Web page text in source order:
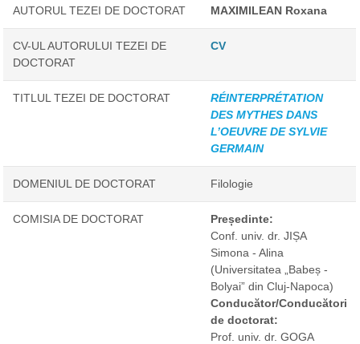
AUTORUL TEZEI DE DOCTORAT MAXIMILEAN Roxana
CV-UL AUTORULUI TEZEI DE
DOCTORAT
CV
TITLUL TEZEI DE DOCTORAT
RÉINTERPRÉTATION
DES MYTHES DANS
L’OEUVRE DE SYLVIE
GERMAIN
DOMENIUL DE DOCTORAT Filologie
COMISIA DE DOCTORAT
Președinte:
Conf. univ. dr. JIȘA
Simona - Alina
(Universitatea „Babeș -
Bolyai” din Cluj-Napoca)
Conducător/Conducători
de doctorat:
Prof. univ. dr. GOGA